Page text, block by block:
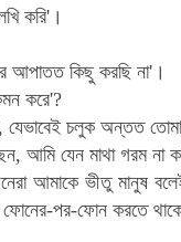
করি'।
আপাতত কিছু করছি না'।
করে'?
চলুক অন্তত তোমার
আমি যেন মাথা গরম না
আমাকে ভীতু মানুষ
পর-ফোন করতে